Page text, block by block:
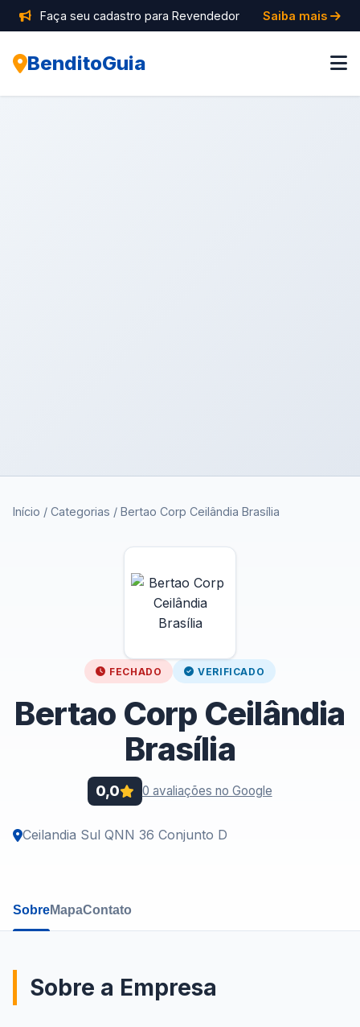
Faça seu cadastro para Revendedor Saiba mais
BenditoGuia
Início / Categorias / Bertao Corp Ceilândia Brasília
FECHADO VERIFICADO
Bertao Corp Ceilândia
Brasília
0,0 0 avaliações no Google
Ceilandia Sul QNN 36 Conjunto D
SobreMapaContato
Sobre a Empresa